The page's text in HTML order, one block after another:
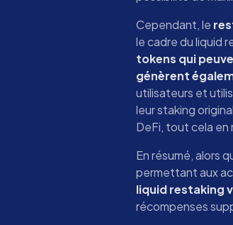
Cependant, le
le cadre du liquid
tokens qui
génèrent
utilisateurs et
leur staking
DeFi, tout cela en
En résumé, alors
permettant aux
liquid restaking
récompenses